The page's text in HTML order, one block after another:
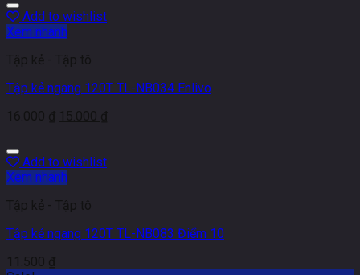
Add to wishlist
Xem nhanh
Tập kẻ - Tập tô
Tập kẻ ngang 120T TL-NB034 Enlivo
16.000₫ 15.000 ₫
Add to wishlist
Xem nhanh
Tập kẻ - Tập tô
Tập kẻ ngang 120T TL-NB083 Điểm 10
11.500 ₫